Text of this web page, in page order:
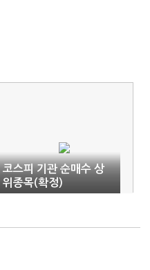
코스피 기관 순매수 상
위종목(확정)